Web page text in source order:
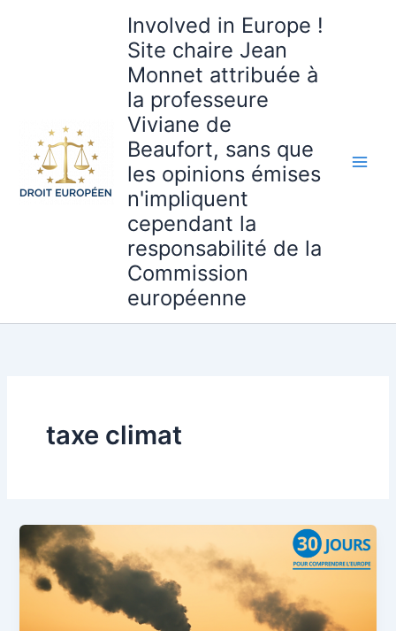
Involved in Europe !
Site chaire Jean
Monnet attribuée à
la professeure
Viviane de
Beaufort, sans que
les opinions émises
n'impliquent
cependant la
responsabilité de la
Commission
européenne
taxe climat